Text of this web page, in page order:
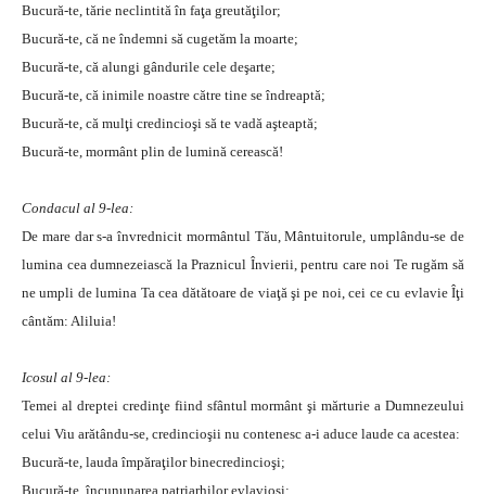
Bucură-te, tărie neclintită în faţa greutăţilor;
Bucură-te, că ne îndemni să cugetăm la moarte;
Bucură-te, că alungi gândurile cele deşarte;
Bucură-te, că inimile noastre către tine se îndreaptă;
Bucură-te, că mulţi credincioşi să te vadă aşteaptă;
Bucură-te, mormânt plin de lumină cerească!
Condacul al 9-lea:
De mare dar s-a învrednicit mormântul Tău, Mântuitorule, umplându-se de
lumina cea dumnezeiască la Praznicul Învierii, pentru care noi Te rugăm să
ne umpli de lumina Ta cea dătătoare de viaţă şi pe noi, cei ce cu evlavie Îţi
cântăm: Aliluia!
Icosul al 9-lea:
Temei al dreptei credinţe fiind sfântul mormânt şi mărturie a Dumnezeului
celui Viu arătându-se, credincioşii nu contenesc a-i aduce laude ca acestea:
Bucură-te, lauda împăraţilor binecredincioşi;
Bucură-te, încununarea patriarhilor evlavioşi;